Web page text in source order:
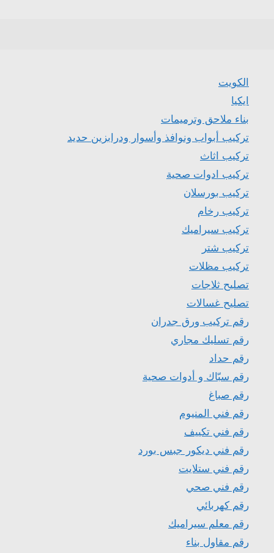
الكويت
ايكيا
بناء ملاحق وترميمات
تركيب أبواب ونوافذ وأسوار ودرابزين حديد
تركيب اثاث
تركيب ادوات صحية
تركيب بورسلان
تركيب رخام
تركيب سيراميك
تركيب شتر
تركيب مظلات
تصليح ثلاجات
تصليح غسالات
رقم تركيب ورق جدران
رقم تسليك مجاري
رقم حداد
رقم سبّاك و أدوات صحية
رقم صباغ
رقم فني المنيوم
رقم فني تكييف
رقم فني ديكور جبس بورد
رقم فني ستلايت
رقم فني صحي
رقم كهربائي
رقم معلم سيراميك
رقم مقاول بناء